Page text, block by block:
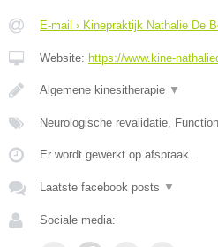
E-mail › Kinepraktijk Nathalie De
Website: https://www.kine-
Algemene kinesitherapie ▼
Neurologische revalidatie,
Er wordt gewerkt op afspraak.
Laatste facebook posts ▼
Sociale media: